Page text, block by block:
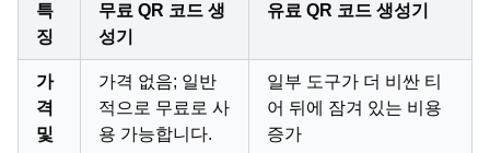
특
징
무료 QR 코드 생
성기
유료 QR 코드 생성기
가
격
및
가격 없음; 일반
적으로 무료로 사
용 가능합니다.
일부 도구가 더 비싼 티
어 뒤에 잠겨 있는 비용
증가